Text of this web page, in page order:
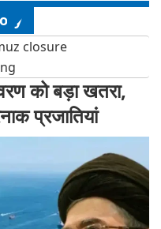
closure
को बड़ा खतरा,
प्रजातियां